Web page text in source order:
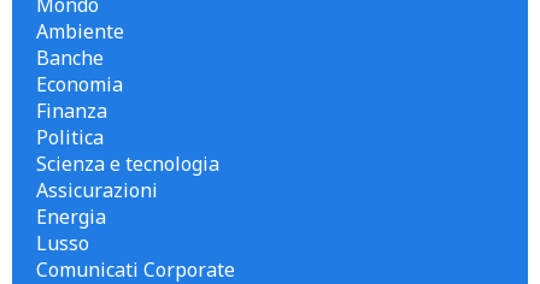
Ambiente
Banche
Economia
Finanza
Politica
Scienza e tecnologia
Assicurazioni
Energia
Lusso
Comunicati Corporate